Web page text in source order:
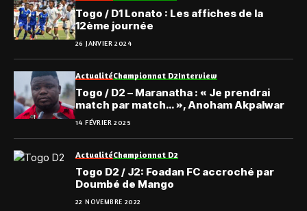
Togo / D1 Lonato : Les affiches de la
12ème journée
26 JANVIER 2024
ActualitéChampionnat D2Interview
Togo / D2 – Maranatha : « Je prendrai
match par match… », Anoham Akpalwar
14 FÉVRIER 2025
ActualitéChampionnat D2
Togo D2 / J2: Foadan FC accroché par
Doumbé de Mango
22 NOVEMBRE 2022